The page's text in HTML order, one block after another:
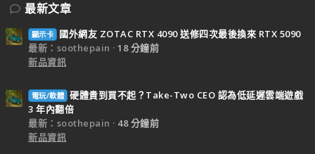
最新文章
顯示卡
國外網友 ZOTAC RTX 4090 送修四次最後換來 RTX 5090
最新：soothepain
18 分鐘前
新品資訊
電玩/軟體 硬體貴到買不起？Take-Two CEO 認為低延遲雲端遊戲
3 年內翻倍
最新：soothepain
48 分鐘前
新品資訊